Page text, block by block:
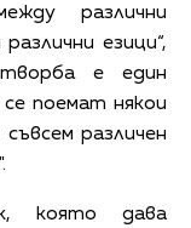
различни
езици“,
творба е един
поемат някои
различен
която дава